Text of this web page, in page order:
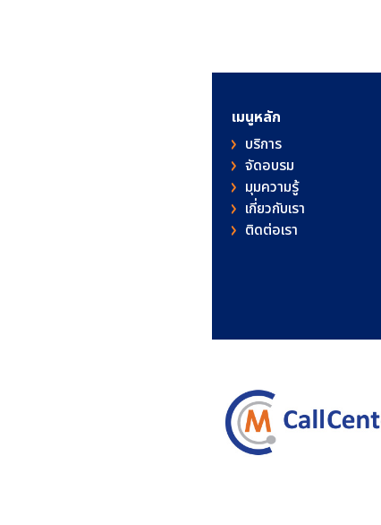
เมนูหลัก
บริการ
จัดอบรม
มุมความรู้
เกี่ยวกับเรา
ติดต่อเรา